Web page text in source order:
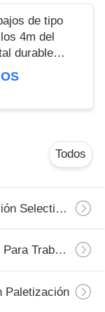
de tipo
4m del
durable
Todos
Extracción Selectiva Pallet
Estante Para Trabajos De Tipo Medio
Paletización